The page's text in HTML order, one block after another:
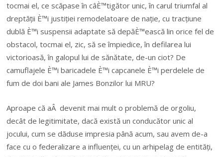
tocmai el, ce scăpase în câÈ™tigător unic, în carul triumfal al
dreptății È™i justiției remodelatoare de nație, cu tracțiune
dublă È™i suspensii adaptate să depăÈ™ească lin orice fel de
obstacol, tocmai el, zic, să se împiedice, în defilarea lui
victorioasă, în galopul lui de sănătate, de-un ciot? De
camuflajele È™i baricadele È™i capcanele È™i perdelele de
fum de doi bani ale James Bonzilor lui MRU?
Aproape că aÂ devenit mai mult o problemă de orgoliu,
decât de legitimitate, dacă există un conducător unic al
jocului, cum se dăduse impresia până acum, sau avem de-a
face cu o federalizare a influenței, cu un arhipelag de entități,